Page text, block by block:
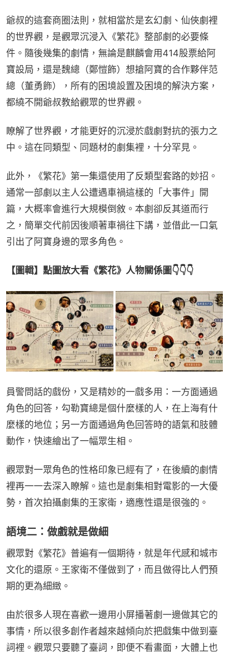
爺叔的這套商圈法則，就相當於是玄幻劇、仙俠劇裡
的世界觀，是觀眾沉浸入《繁花》整部劇的必要條
件。隨後幾集的劇情，無論是麒麟會用414股票給阿
寶設局，還是魏總（鄭愷飾）想搶阿寶的合作夥伴范
總（董勇飾），所有的困境設置及困境的解決方案，
都繞不開爺叔教給觀眾的世界觀。
瞭解了世界觀，才能更好的沉浸於戲劇對抗的張力之
中。這在同類型、同題材的劇集裡，十分罕見。
此外，《繁花》第一集還使用了反類型套路的妙招。
通常一部劇以主人公遭遇車禍這樣的「大事件」開
篇，大概率會進行大規模倒敘。本劇卻反其道而行
之，簡單交代前因後順著車禍往下講，並借此一口氣
引出了阿寶身邊的眾多角色。
【圖輯】點圖放大看《繁花》人物關係圖👇👇👇
員警問話的戲份，又是精妙的一戲多用：一方面通過
角色的回答，勾勒寶總是個什麼樣的人，在上海有什
麼樣的地位；另一方面通過角色回答時的語氣和肢體
動作，快速繪出了一幅眾生相。
觀眾對一眾角色的性格印象已經有了，在後續的劇情
裡再一一去深入瞭解。這也是劇集相對電影的一大優
勢，首次拍攝劇集的王家衛，適應性還是很強的。
語境二：做戲就是做細
觀眾對《繁花》普遍有一個期待，就是年代感和城市
文化的還原。王家衛不僅做到了，而且做得比人們預
期的更為細緻。
由於很多人現在喜歡一邊用小屏播著劇一邊做其它的
事情，所以很多創作者越來越傾向於把戲集中做到臺
詞裡。觀眾只要聽了臺詞，即便不看畫面，大體上也